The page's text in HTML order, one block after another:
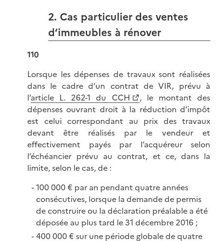
2. Cas particulier des ventes
d’immeubles à rénover
110
Lorsque les dépenses de travaux sont réalisées
dans le cadre d’un contrat de VIR, prévu à
l’article L. 262-1 du CCH
, le montant des
dépenses ouvrant droit à la réduction d’impôt
est celui correspondant au prix des travaux
devant être réalisés par le vendeur et
effectivement payés par l’acquéreur selon
l’échéancier prévu au contrat, et ce, dans la
limite, selon le cas,de :
100 000 € par an pendant quatre années
consécutives, lorsque la demande de permis
de construire ou la déclaration préalable a été
déposée au plus tard le 31 décembre 2016 ;
400 000 € sur une période globale de quatre